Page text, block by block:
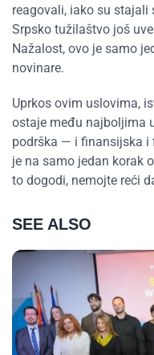
reagovali, iako su stajali
Srpsko tužilaštvo još
Nažalost, ovo je samo
novinare.
Uprkos ovim uslovima,
ostaje među najboljima
podrška — i finansijska
je na samo jedan korak
to dogodi, nemojte reći
SEE ALSO